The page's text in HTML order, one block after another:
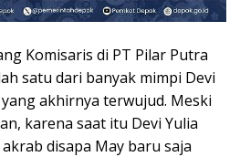
Komisaris di PT Pilar Putra
satu dari banyak mimpi Devi
akhirnya terwujud. Meski
karena saat itu Devi Yulia
disapa May baru saja